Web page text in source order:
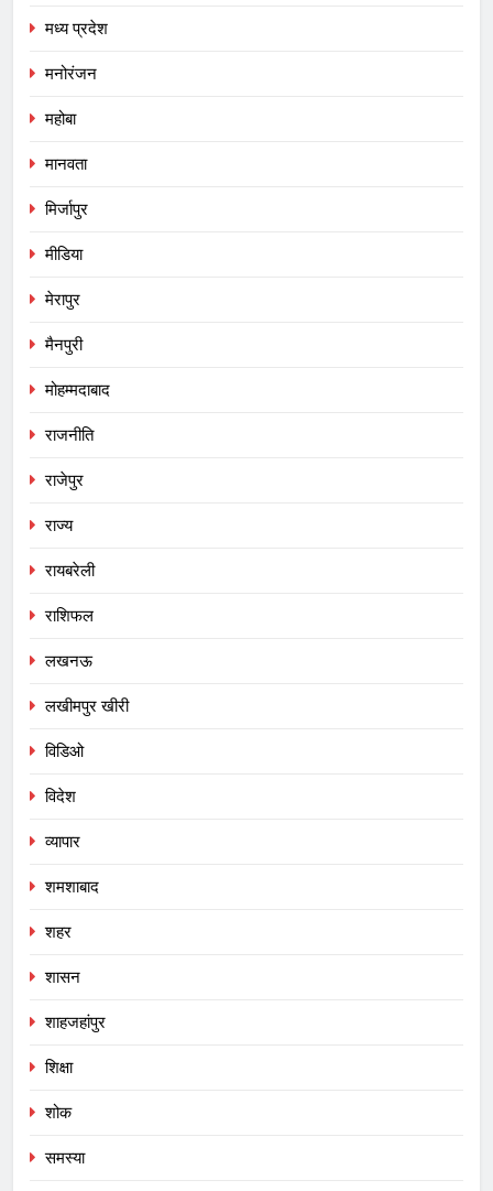
मध्य प्रदेश
मनोरंजन
महोबा
मानवता
मिर्जापुर
मीडिया
मेरापुर
मैनपुरी
मोहम्मदाबाद
राजनीति
राजेपुर
राज्य
रायबरेली
राशिफल
लखनऊ
लखीमपुर खीरी
विडिओ
विदेश
व्यापार
शमशाबाद
शहर
शासन
शाहजहांपुर
शिक्षा
शोक
समस्या